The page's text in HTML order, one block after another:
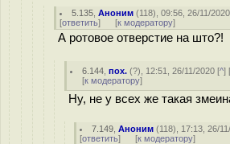
5.135 ,Аноним (118), 09:56, 26/11/
[ответить] [к модератору]
А ротовое отверстие на што?!
6.144 ,пох. (?), 12:51, 26/11/2020 [^]
[к модератору]
Ну, не у всех же такая
7.149 ,Аноним (118), 17:13, 26/
[ответить] [к модератору]